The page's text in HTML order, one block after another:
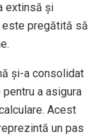
extinsă și
este pregătită să
și-a consolidat
a asigura
Acest
un pas